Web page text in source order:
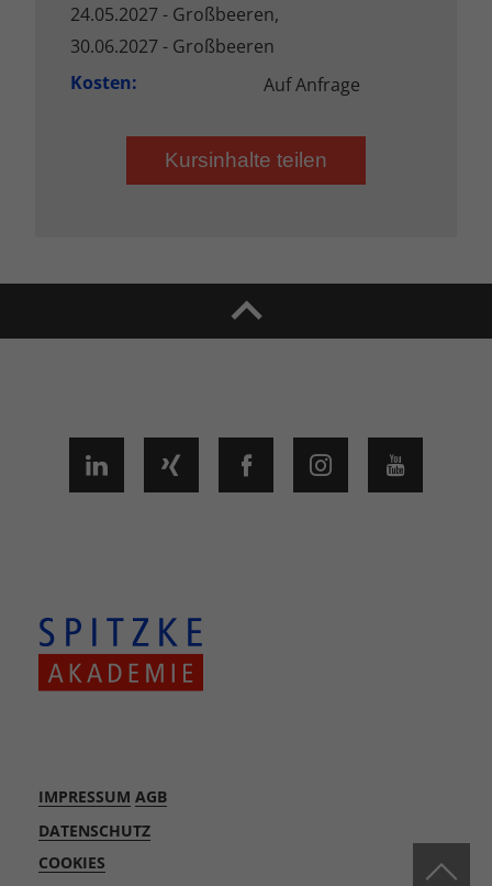
24.05.2027 - Großbeeren,
30.06.2027 - Großbeeren
Kosten:
Auf Anfrage
Kursinhalte teilen
IMPRESSUM
DATENSCHUTZ
AGB
COOKIES